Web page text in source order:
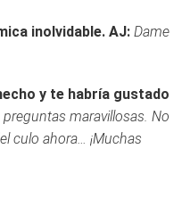
inolvidable. AJ: Dame
y te habría gustado
maravillosas. No
culo ahora… ¡Muchas